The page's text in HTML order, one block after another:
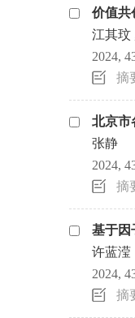
价值共
江其玟
2024,
摘
北京市
张静
2024,
摘
基于因
许蓝滢
2024,
摘